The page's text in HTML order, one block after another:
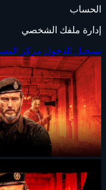
الحساب
إدارة ملفك الشخصي
تسجيل الدخول مركز